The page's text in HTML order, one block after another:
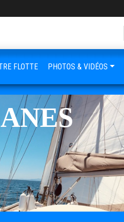
FLOTTE PHOTOS & VIDÉOS